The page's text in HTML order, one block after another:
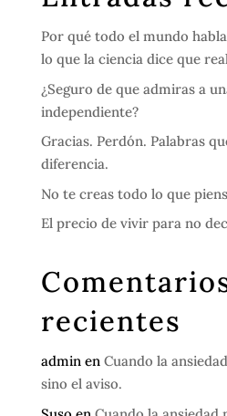
Por qué todo el mundo
lo que la ciencia dice que
¿Seguro de que admiras a
independiente?
Gracias. Perdón. Palabras
diferencia.
No te creas todo lo que
El precio de vivir para no
recientes
adminen Cuando la
sino el aviso.